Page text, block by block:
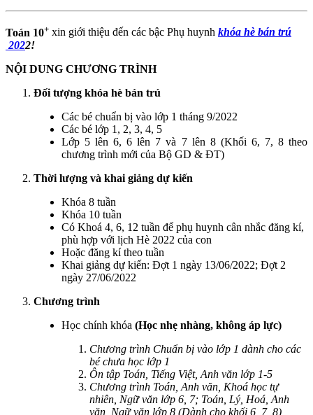
Toán 10+ xin giới thiệu đến các bậc Phụ huynh khóa hè bán trú​
2022!
NỘI DUNG CHƯƠNG TRÌNH
Đối tượng khóa hè bán trú
Các bé chuẩn bị vào lớp 1 tháng 9/2022
Các bé lớp 1, 2, 3, 4, 5
Lớp 5 lên 6, 6 lên 7 và 7 lên 8 (Khối 6, 7, 8 theo
chương trình mới của Bộ GD & ĐT)
Thời lượng và khai giảng dự kiến
Khóa 8 tuần
Khóa 10 tuần
Có Khoá 4, 6, 12 tuần để phụ huynh cân nhắc đăng kí,
phù hợp với lịch Hè 2022 của con
Hoặc đăng kí theo tuần
Khai giảng dự kiến: Đợt 1 ngày 13/06/2022; Đợt 2
ngày 27/06/2022
Chương trình
Học chính khóa (Học nhẹ nhàng, không áp lực)
Chương trình Chuẩn bị vào lớp 1 dành cho các
bé chưa học lớp 1
Ôn tập Toán, Tiếng Việt, Anh văn lớp 1-5
Chương trình Toán, Anh văn, Khoá học tự
nhiên, Ngữ văn lớp 6, 7; Toán, Lý, Hoá, Anh
văn, Ngữ văn lớp 8 (Dành cho khối 6, 7, 8)